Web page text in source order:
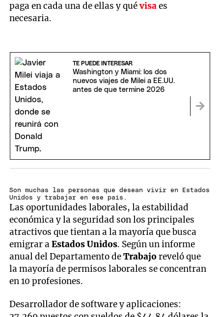
paga en cada una de ellas y quévisaes
necesaria.
TE PUEDE INTERESAR
Washington y Miami: los dos
nuevos viajes de Milei a EE.UU.
antes de que termine 2026
Son muchas las personas que desean vivir en Estados
Unidos y trabajar en ese país.
Las oportunidades laborales, la estabilidad
económica y la seguridad son los principales
atractivos que tientan a la mayoría que busca
emigrar aEstados Unidos. Según un informe
anual del Departamento deTrabajoreveló que
la mayoría de permisos laborales se concentran
en 10 profesiones.
Desarrollador de software y aplicaciones: